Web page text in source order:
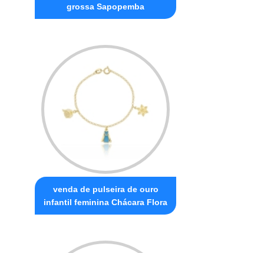
grossa Sapopemba
venda de pulseira de ouro
infantil feminina Chácara Flora